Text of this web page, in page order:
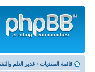
المحتويات
قائمة المنتديات ‹ غدير العلم